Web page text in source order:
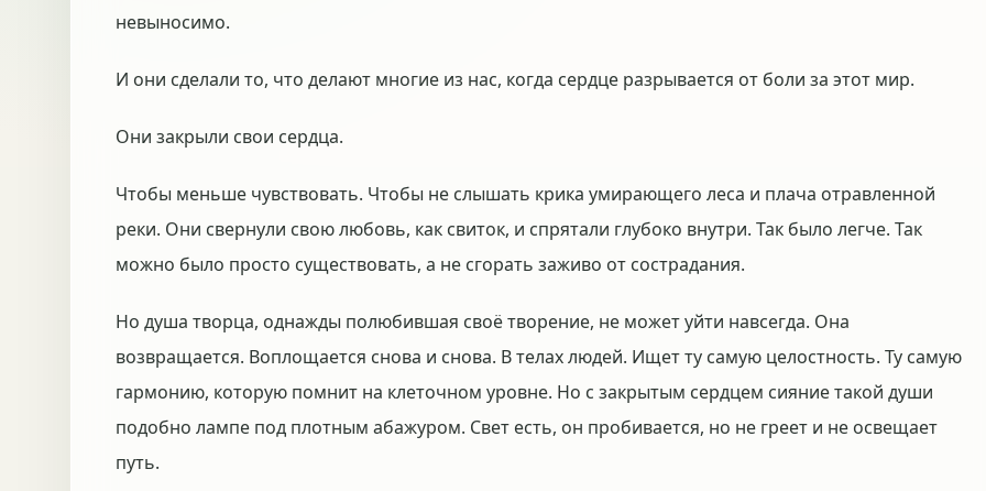
невыносимо.
И они сделали то, что делают многие из нас, когда сердце разрывается от боли за этот мир.
Они закрыли свои сердца.
Чтобы меньше чувствовать. Чтобы не слышать крика умирающего леса и плача отравленной
реки. Они свернули свою любовь, как свиток, и спрятали глубоко внутри. Так было легче. Так
можно было просто существовать, а не сгорать заживо от сострадания.
Но душа творца, однажды полюбившая своё творение, не может уйти навсегда. Она
возвращается. Воплощается снова и снова. В телах людей. Ищет ту самую целостность. Ту самую
гармонию, которую помнит на клеточном уровне. Но с закрытым сердцем сияние такой души
подобно лампе под плотным абажуром. Свет есть, он пробивается, но не греет и не освещает
путь.